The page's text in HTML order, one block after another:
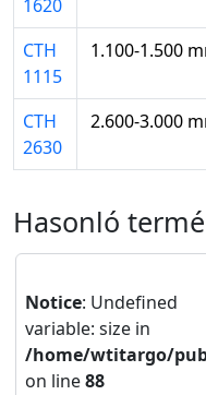
1620
CTH
1115
1.100-1.500
CTH
2630
2.600-3.000
Hasonló
Notice: Undefined
variable: size in
/home/wtitargo/
on line88